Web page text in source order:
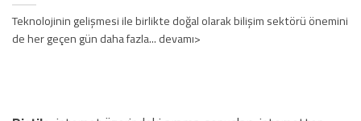
Teknolojinin gelişmesi ile birlikte doğal olarak bilişim sektörü önemini
de her geçen gün daha fazla... devamı>